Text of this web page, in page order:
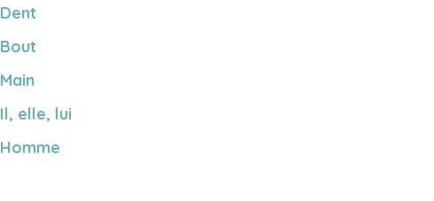
Dent
Bout
Main
Il, elle, lui
Homme